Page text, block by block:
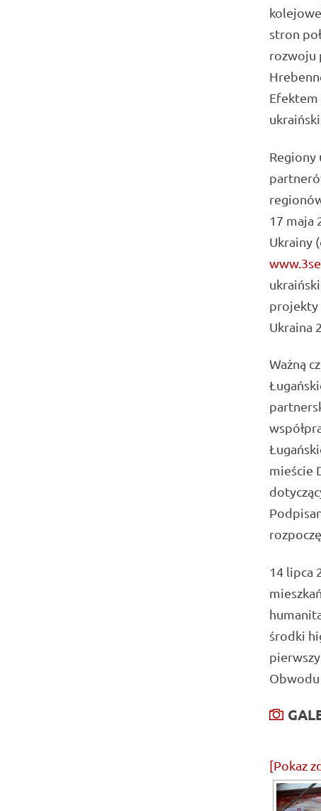
stron
rozwoju
Efektem
Regiony
17 maja
Ukrainy
projekty
Ukraina
Ważną
mieście
14 lipca
środki
Obwodu
[Pokaz